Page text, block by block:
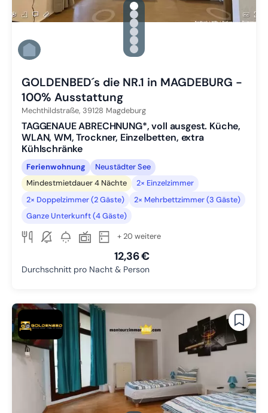
gallery.slide_selector
Zu Slide 1 wechseln
Zu Slide 2 wechseln
Zu Slide 3 wechseln
Zu Slide 4 wechseln
Zu Slide 5 wechseln
Zu Slide 6 wechseln
GOLDENBED´s die NR.1 in MAGDEBURG -
100% Ausstattung
Mechthildstraße, 39128 Magdeburg
TAGGENAUE ABRECHNUNG*, voll ausgest. Küche,
WLAN, WM, Trockner, Einzelbetten, extra
Kühlschränke
Ferienwohnung
Neustädter See
Mindestmietdauer 4 Nächte
2× Einzelzimmer
2× Doppelzimmer (2 Gäste)
2× Mehrbettzimmer (3 Gäste)
Ganze Unterkunft (4 Gäste)
+ 20 weitere
12,36 €
Durchschnitt pro Nacht & Person